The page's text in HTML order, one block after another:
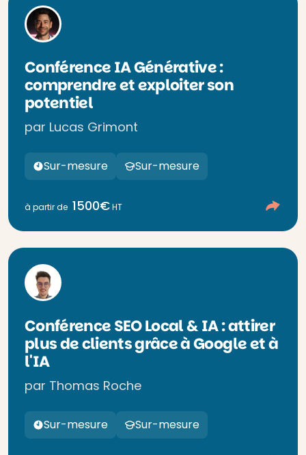
Conférence IA Générative :
comprendre et exploiter son
potentiel
par Lucas Grimont
Sur-mesure Sur-mesure
à partir de 1500€HT
Conférence SEO Local & IA : attirer
plus de clients grâce à Google et à
l'IA
par Thomas Roche
Sur-mesure Sur-mesure